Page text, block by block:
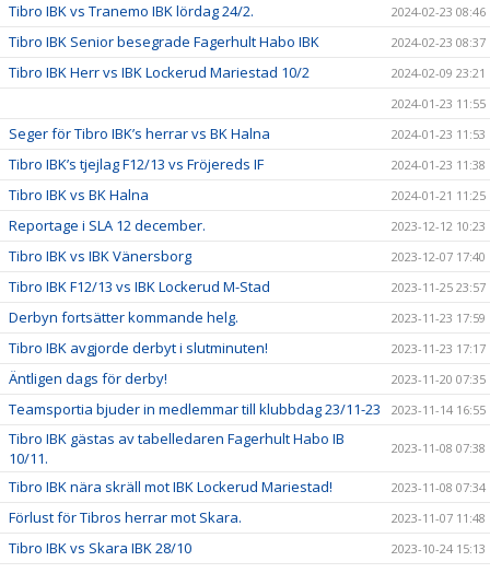
Tibro IBK vs Tranemo IBK lördag 24/2. 2024-02-23 08:46
Tibro IBK Senior besegrade Fagerhult Habo IBK 2024-02-23 08:37
Tibro IBK Herr vs IBK Lockerud Mariestad 10/2
2024-02-09 23:21
2024-01-23 11:55
Seger för Tibro IBK’s herrar vs BK Halna 2024-01-23 11:53
Tibro IBK’s tjejlag F12/13 vs Fröjereds IF 2024-01-23 11:38
Tibro IBK vs BK Halna 2024-01-21 11:25
Reportage i SLA 12 december. 2023-12-12 10:23
Tibro IBK vs IBK Vänersborg 2023-12-07 17:40
Tibro IBK F12/13 vs IBK Lockerud M-Stad 2023-11-25 23:57
Derbyn fortsätter kommande helg. 2023-11-23 17:59
Tibro IBK avgjorde derbyt i slutminuten! 2023-11-23 17:17
Äntligen dags för derby! 2023-11-20 07:35
Teamsportia bjuder in medlemmar till klubbdag 23/11-23 2023-11-14 16:55
Tibro IBK gästas av tabelledaren Fagerhult Habo IB
10/11.
2023-11-08 07:38
Tibro IBK nära skräll mot IBK Lockerud Mariestad! 2023-11-08 07:34
Förlust för Tibros herrar mot Skara. 2023-11-07 11:48
Tibro IBK vs Skara IBK 28/10 2023-10-24 15:13